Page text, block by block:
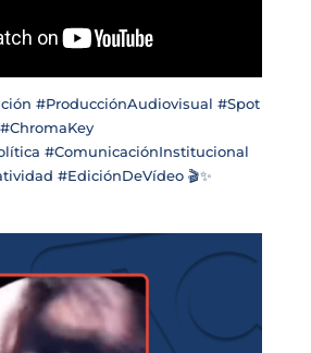
#ProducciónAudiovisual #Spot
#ComunicaciónInstitucional
#EdiciónDeVídeo 🎬✨